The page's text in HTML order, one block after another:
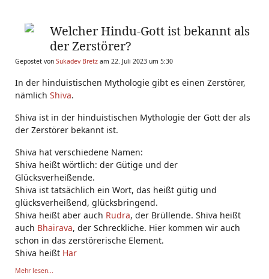
Welcher Hindu-Gott ist bekannt als
der Zerstörer?
Gepostet von Sukadev Bretz am 22. Juli 2023 um 5:30
In der hinduistischen Mythologie gibt es einen Zerstörer,
nämlich Shiva.
Shiva ist in der hinduistischen Mythologie der Gott der als
der Zerstörer bekannt ist.
Shiva hat verschiedene Namen:
Shiva heißt wörtlich: der Gütige und der
Glücksverheißende.
Shiva ist tatsächlich ein Wort, das heißt gütig und
glücksverheißend, glücksbringend.
Shiva heißt aber auch Rudra, der Brüllende. Shiva heißt
auch Bhairava, der Schreckliche. Hier kommen wir auch
schon in das zerstörerische Element.
Shiva heißt Har
Mehr lesen...